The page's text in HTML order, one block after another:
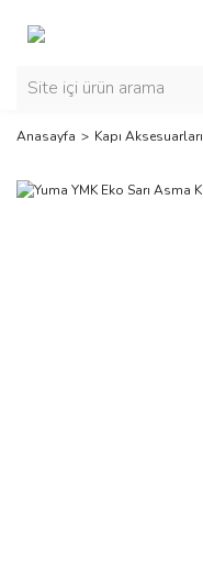
Anasayfa Kapı Aksesuarları